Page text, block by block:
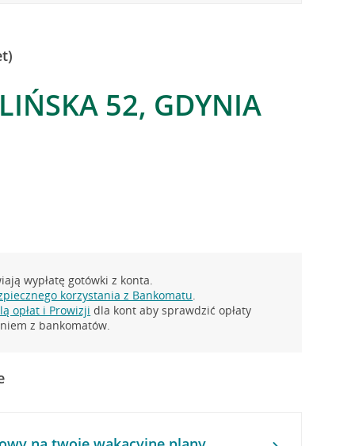
52, GDYNIA
wypłatę gotówki z konta.
korzystania z Bankomatu.
opłat i Prowizji dla kont aby sprawdzić opłaty
z bankomatów.